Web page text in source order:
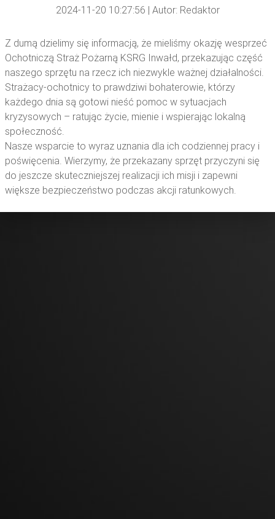
2024-11-20 10:27:56 | Autor: Redaktor
Z dumą dzielimy się informacją, że mieliśmy okazję wesprzeć
Ochotniczą Straż Pożarną KSRG Inwałd, przekazując część
naszego sprzętu na rzecz ich niezwykle ważnej działalności.
Strażacy-ochotnicy to prawdziwi bohaterowie, którzy
każdego dnia są gotowi nieść pomoc w sytuacjach
kryzysowych – ratując życie, mienie i wspierając lokalną
społeczność.
Nasze wsparcie to wyraz uznania dla ich codziennej pracy i
poświęcenia. Wierzymy, że przekazany sprzęt przyczyni się
do jeszcze skuteczniejszej realizacji ich misji i zapewni
większe bezpieczeństwo podczas akcji ratunkowych.